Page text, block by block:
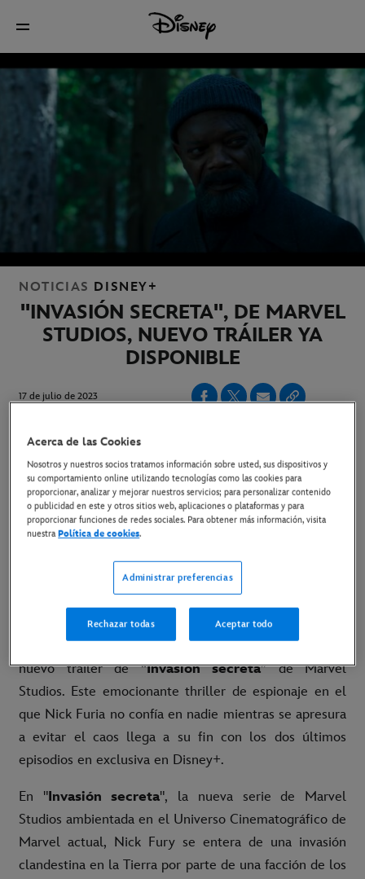
NOTICIAS DISNEY+
''INVASIÓN SECRETA'', DE MARVEL
STUDIOS, NUEVO TRÁILER YA
DISPONIBLE
17 de julio de 2023
Un trepidante final llega con el estreno de los dos
últimos episodios el próximo 26 de julio en exclusiva
Link al tráiler
Link al material disponible
Madrid, 17 de julio de 2023.-Ya está disponible el
nuevo tráiler de “Invasión secreta” de Marvel
Studios. Este emocionante thriller de espionaje en el
que Nick Furia no confía en nadie mientras se apresura
a evitar el caos llega a su fin con los dos últimos
episodios en exclusiva en Disney+.
En "Invasión secreta", la nueva serie de Marvel
Studios ambientada en el Universo Cinematográfico de
Marvel actual, Nick Fury se entera de una invasión
clandestina en la Tierra por parte de una facción de los
Acerca de las Cookies
Nosotros y nuestros socios tratamos información sobre usted, sus dispositivos y
su comportamiento online utilizando tecnologías como las cookies para
proporcionar, analizar y mejorar nuestros servicios; para personalizar contenido
o publicidad en este y otros sitios web, aplicaciones o plataformas y para
proporcionar funciones de redes sociales. Para obtener más información, visita
nuestraPolítica de cookies.
Administrar preferencias
Rechazar todas Aceptar todo